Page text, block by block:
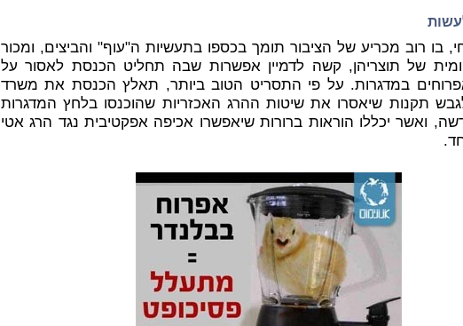
בו רוב מכריע של הציבור תומך בכספו בתעשיות ה"עוף" והביצים, ומכור
של תוצריהן, קשה לדמיין אפשרות שבה תחליט הכנסת לאסור על
במדגרות. על פי התסריט הטוב ביותר, תאלץ הכנסת את משרד
תקנות שיאסרו את שיטות ההרג האכזריות שהוכנסו בלחץ המדגרות
ואשר יכללו הוראות ברורות שיאפשרו אכיפה אפקטיבית נגד הרג אטי